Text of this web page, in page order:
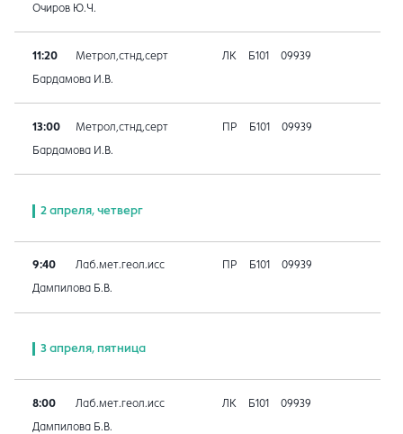
Очиров Ю.Ч.
11:20 Метрол,стнд,серт ЛК Б101 09939
Бардамова И.В.
13:00 Метрол,стнд,серт ПР Б101 09939
Бардамова И.В.
2 апреля, четверг
9:40 Лаб.мет.геол.исс ПР Б101 09939
Дампилова Б.В.
3 апреля, пятница
8:00 Лаб.мет.геол.исс ЛК Б101 09939
Дампилова Б.В.